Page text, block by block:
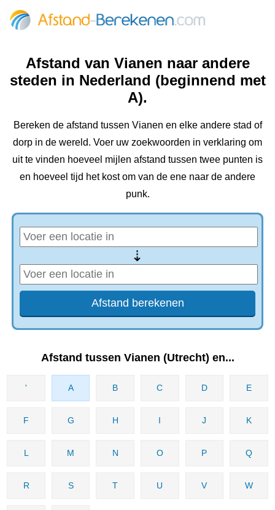
Afstand van Vianen naar andere
steden in Nederland (beginnend met
A).
Bereken de afstand tussen Vianen en elke andere stad of
dorp in de wereld. Voer uw zoekwoorden in verklaring om
uit te vinden hoeveel mijlen afstand tussen twee punten is
en hoeveel tijd het kost om van de ene naar de andere
punk.
⇢
Afstand tussen Vianen (Utrecht) en...
' A B C D E
F G H I J K
L M N O P Q
R S T U V W